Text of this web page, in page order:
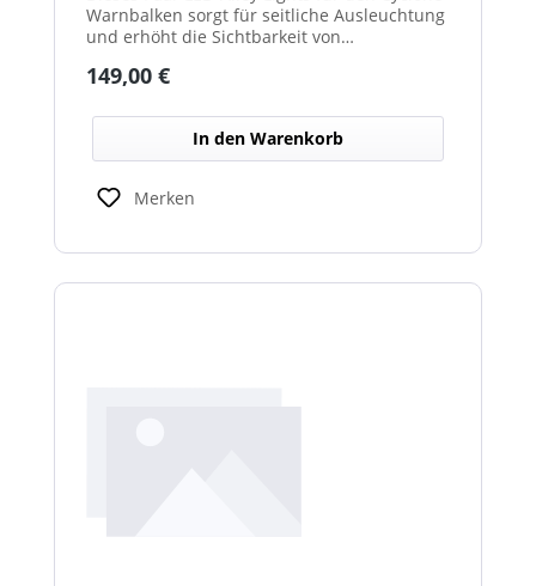
Warnbalken sorgt für seitliche Ausleuchtung
und erhöht die Sichtbarkeit von
Regulärer Preis:
149,00 €
In den Warenkorb
Merken